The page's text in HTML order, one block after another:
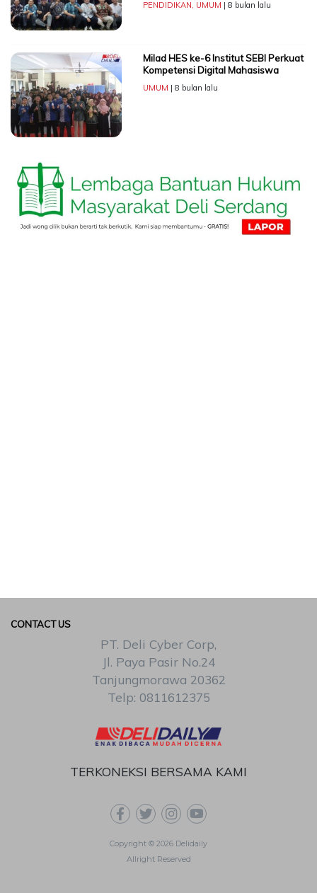
PENDIDIKAN, UMUM | 8 bulan lalu
Milad HES ke-6 Institut SEBI Perkuat
Kompetensi Digital Mahasiswa
UMUM | 8 bulan lalu
TERKONEKSI BERSAMA KAMI
Copyright © 2026 Delidaily
Allright Reserved
CONTACT US
PT. Deli Cyber Corp,
Jl. Paya Pasir No.24
Tanjungmorawa 20362
Telp: 0811612375